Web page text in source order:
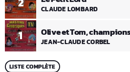
1 Olive et Tom,
JEAN-CLAUDE CORBEL
CLAUDE LOMBARD
LISTE COMPLÈTE